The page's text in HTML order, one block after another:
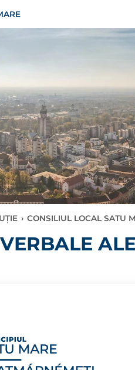
› CONSILIUL LOCAL SATU